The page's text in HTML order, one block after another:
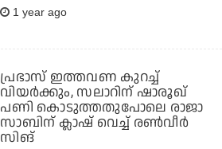
1 year ago
പ്രഭാസ് ഇത്തവണ കുറച്ച്
വിയര്‍ക്കും, സലാറിന് ഷാരൂഖ്
പണി കൊടുത്തതുപോലെ രാജാ
സാബിന് ക്ലാഷ് വെച്ച് രണ്‍വീര്‍
സിങ്